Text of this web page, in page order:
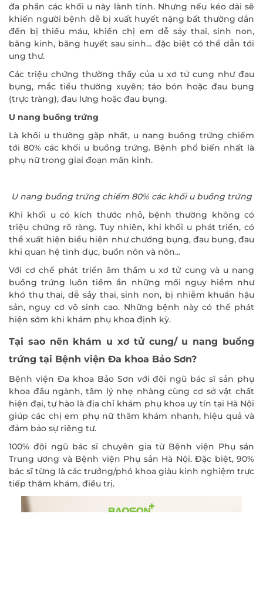
đa phần các khối u này lành tính. Nhưng nếu kéo dài sẽ
khiến người bệnh dễ bị xuất huyết nặng bất thường dẫn
đến bị thiếu máu, khiến chị em dễ sảy thai, sinh non,
băng kinh, băng huyết sau sinh… đặc biệt có thể dẫn tới
ung thư.
Các triệu chứng thường thấy của u xơ tử cung như đau
bụng, mắc tiểu thường xuyên; táo bón hoặc đau bụng
(trực tràng), đau lưng hoặc đau bụng.
U nang buồng trứng
Là khối u thường gặp nhất, u nang buồng trứng chiếm
tới 80% các khối u buồng trứng. Bệnh phổ biến nhất là
phụ nữ trong giai đoạn mãn kinh.
U nang buồng trứng chiếm 80% các khối u buồng trứng
Khi khối u có kích thước nhỏ, bệnh thường không có
triệu chứng rõ ràng. Tuy nhiên, khi khối u phát triển, có
thể xuất hiện biểu hiện như chướng bụng, đau bụng, đau
khi quan hệ tình dục, buồn nôn và nôn…
Với cơ chế phát triển âm thầm u xơ tử cung và u nang
buồng trứng luôn tiềm ẩn những mối nguy hiểm như
khó thụ thai, dễ sảy thai, sinh non, bị nhiễm khuẩn hậu
sản, nguy cơ vô sinh cao. Những bệnh này có thể phát
hiện sớm khi khám phụ khoa định kỳ.
Tại sao nên khám u xơ tử cung/ u nang buồng
trứng tại Bệnh viện Đa khoa Bảo Sơn?
Bệnh viện Đa khoa Bảo Sơn với đội ngũ bác sĩ sản phụ
khoa đầu ngành, tâm lý nhẹ nhàng cùng cơ sở vật chất
hiện đại, tự hào là địa chỉ khám phụ khoa uy tín tại Hà Nội
giúp các chị em phụ nữ thăm khám nhanh, hiệu quả và
đảm bảo sự riêng tư.
100% đội ngũ bác sĩ chuyên gia từ Bệnh viện Phụ sản
Trung ương và Bệnh viện Phụ sản Hà Nội. Đặc biệt, 90%
bác sĩ từng là các trưởng/phó khoa giàu kinh nghiệm trực
tiếp thăm khám, điều trị.